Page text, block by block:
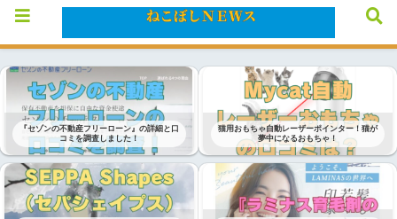
『セゾンの不動産フリーローン』の詳細と口
コミを調査しました！
猫用おもちゃ自動レーザーポインター！猫が
夢中になるおもちゃ！